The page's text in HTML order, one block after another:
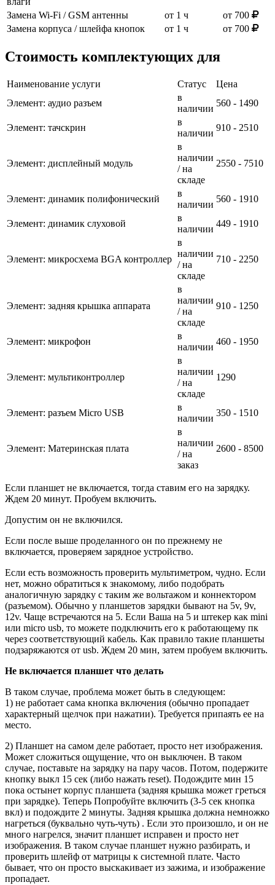
Замена Wi‑Fi / GSM антенны
от 1 ч
от 700
Замена корпуса / шлейфа кнопок
от 1 ч от 700
Стоимость комплектующих для
Наименование услуги Статус
Цена
Элемент: аудио разъем
в
наличии
560 - 1490
Элемент: тачскрин
в
наличии
910 - 2510
Элемент: дисплейный модуль
в
наличии
/ на
складе
2550 - 7510
Элемент: динамик полифонический
в
наличии
560 - 1910
Элемент: динамик слуховой
в
наличии
449 - 1910
Элемент: микросхема BGA контроллер
в
наличии
/ на
складе
710 - 2250
Элемент: задняя крышка аппарата
в
наличии
/ на
складе
910 - 1250
Элемент: микрофон
в
наличии
460 - 1950
Элемент: мультиконтроллер
в
наличии
/ на
складе
1290
Элемент: разъем Micro USB
в
наличии
350 - 1510
Элемент: Материнская плата
в
наличии
/ на
заказ
2600 - 8500
Если планшет не включается, тогда ставим его на зарядку.
Ждем 20 минут. Пробуем включить.
Допустим он не включился.
Если после выше проделанного он по прежнему не
включается, проверяем зарядное устройство.
Если есть возможность проверить мультиметром, чудно. Если
нет, можно обратиться к знакомому, либо подобрать
аналогичную зарядку с таким же вольтажом и коннектором
(разъемом). Обычно у планшетов зарядки бывают на 5v, 9v,
12v. Чаще встречаются на 5. Если Ваша на 5 и штекер как mini
или micro usb, то можете подключить его к работающему пк
через соответствующий кабель. Как правило такие планшеты
подзаряжаются от usb. Ждем 20 мин, затем пробуем включить.
Не включается планшет что делать
В таком случае, проблема может быть в следующем:
1) не работает сама кнопка включения (обычно пропадает
характерный щелчок при нажатии). Требуется припаять ее на
место.
2) Планшет на самом деле работает, просто нет изображения.
Может сложиться ощущение, что он выключен. В таком
случае, поставьте на зарядку на пару часов. Потом, подержите
кнопку выкл 15 сек (либо нажать reset). Подождите мин 15
пока остынет корпус планшета (задняя крышка может греться
при зарядке). Теперь Попробуйте включить (3-5 сек кнопка
вкл) и подождите 2 минуты. Задняя крышка должна немножко
нагреться (буквально чуть-чуть) . Если это произошло, и он не
много нагрелся, значит планшет исправен и просто нет
изображения. В таком случае планшет нужно разбирать, и
проверить шлейф от матрицы к системной плате. Часто
бывает, что он просто выскакивает из зажима, и изображение
пропадает.